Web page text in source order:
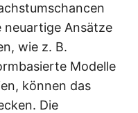
neuartige Ansätze
wie z. B.
Modelle
können das
Die